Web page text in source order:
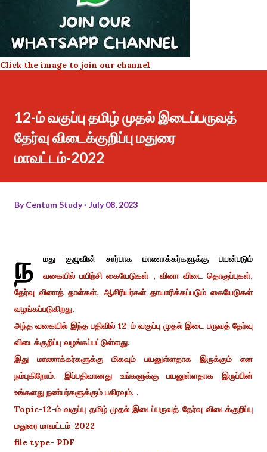
Click the image to join our channel
12-ம் வகுப்பு தமிழ் முதல் இடைப்பருவத்
தேர்வு விடைக்குறிப்பு மதுரை
மாவட்டம்-2022
ByCentum Study July 08, 2023
ந
மது குழுவின் சார்பாக மாணாக்கர்களுக்கு பயன்படும்
வகையில் பயிற்சி கையேடுகள் , வினா விடை தொகுப்புகள்,
தேர்வு வினாத் தாள்கள், ஆசிரியர்கள் தாயாரிக்கப்படும் கையேடுகள்
வழங்கப்படுகிறது.
அந்த வகையில் இந்த பதிவில் 12-ம் வகுப்பு முதல் இடை பருவத் தேர்வு
விடைக்குறிப்பு வழங்கப்பட்டுள்ளது.
இது மாணாக்கர்களுக்கு மிகவும் பயனுள்ளதாக இருக்கும் என
நம்புகிறோம். இப்பதிவானது உங்களுக்கு பயனுள்ளதாக இருப்பின்
உங்களது நண்பர்களுக்கும் பகிரவும். .
Topic-12-ம் வகுப்பு தமிழ் முதல் இடைப்பருவத் தேர்வு விடைக்குறிப்பு
மதுரை மாவட்டம்-2022
file type- PDF